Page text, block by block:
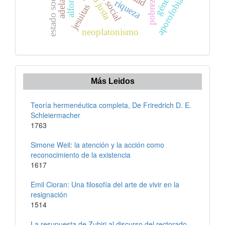
pobreza
jesuitas
neoplatonismo
riqueza aporofobia
estado social
Más Leidos
Teoría hermenéutica completa, De Friredrich D. E.
Schleiermacher
1763
Simone Weil: la atención y la acción como
reconocimiento de la existencia
1617
Emil Cioran: Una filosofía del arte de vivir en la
resignación
1514